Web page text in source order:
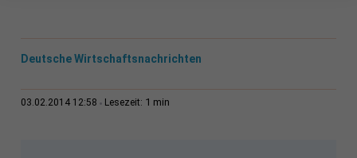
Deutsche Wirtschaftsnachrichten
03.02.2014 12:58 Lesezeit: 1 min